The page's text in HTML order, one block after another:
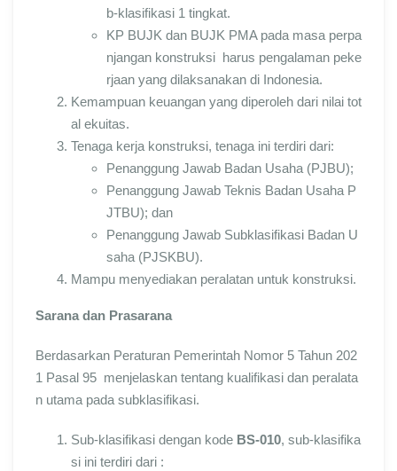
b-klasifikasi 1 tingkat.
KP BUJK dan BUJK PMA pada masa perpa
njangan konstruksi harus pengalaman peke
rjaan yang dilaksanakan di Indonesia.
Kemampuan keuangan yang diperoleh dari nilai tot
al ekuitas.
Tenaga kerja konstruksi, tenaga ini terdiri dari:
Penanggung Jawab Badan Usaha (PJBU);
Penanggung Jawab Teknis Badan Usaha P
JTBU); dan
Penanggung Jawab Subklasifikasi Badan U
saha (PJSKBU).
Mampu menyediakan peralatan untuk konstruksi.
Sarana dan Prasarana
Berdasarkan Peraturan Pemerintah Nomor 5 Tahun 202
1 Pasal 95 menjelaskan tentang kualifikasi dan peralata
n utama pada subklasifikasi.
Sub-klasifikasi dengan kode BS-010, sub-klasifika
si ini terdiri dari :